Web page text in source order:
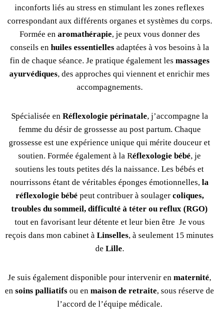
inconforts liés au stress en stimulant les zones reflexes
correspondant aux différents organes et systèmes du corps.
Formée en aromathérapie, je peux vous donner des
conseils en huiles essentiellesadaptées à vos besoins à la
fin de chaque séance. Je pratique également les massages
ayurvédiques, des approches qui viennent et enrichir mes
accompagnements.
Spécialisée en Réflexologie périnatale, j’accompagne la
femme du désir de grossesse au post partum. Chaque
grossesse est une expérience unique qui mérite douceur et
soutien. Formée également à la Réflexologie bébé, je
soutiens les touts petites dés la naissance. Les bébés et
nourrissons étant de véritables éponges émotionnelles, la
réflexologie bébé peut contribuer à soulager coliques,
troubles du sommeil, difficulté à téter ou reflux (RGO)
tout en favorisant leur détente et leur bien être Je vous
reçois dans mon cabinet à Linselles, à seulement 15 minutes
de Lille.
Je suis également disponible pour intervenir en maternité,
en soins palliatifs ou en maison de retraite, sous réserve de
l’accord de l’équipe médicale.